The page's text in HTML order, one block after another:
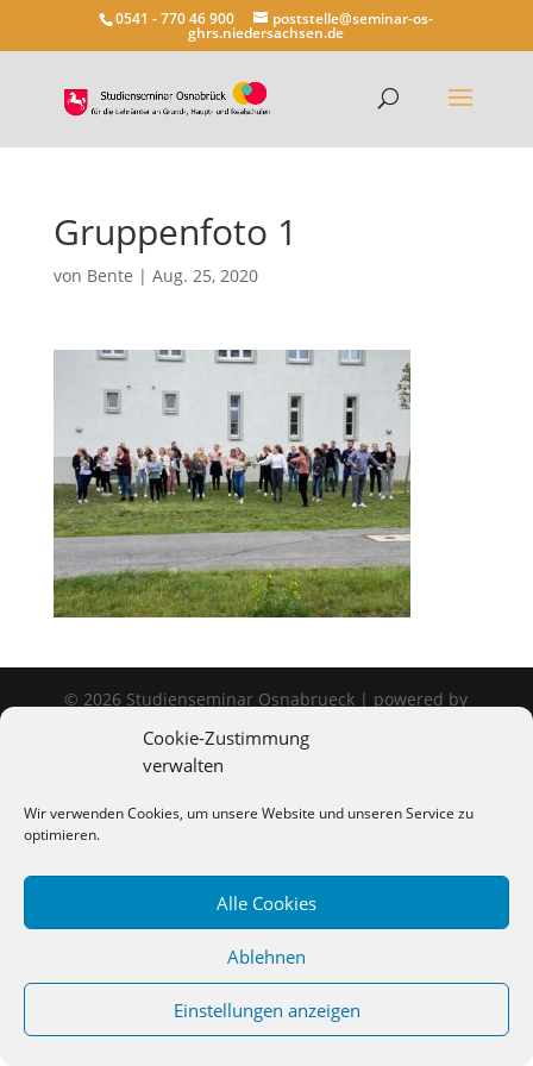
Cookie-Zustimmung
verwalten
Wir verwenden Cookies, um unsere Website und unseren Service zu
optimieren.
Alle Cookies
Ablehnen
Einstellungen anzeigen
0541 - 770 46 900 poststelle@seminar-os-
ghrs.niedersachsen.de
Gruppenfoto 1
von Bente | Aug. 25, 2020
© 2026 Studienseminar Osnabrueck | powered by
wordpress